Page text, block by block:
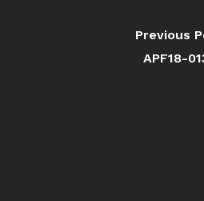
Previous
APF18-